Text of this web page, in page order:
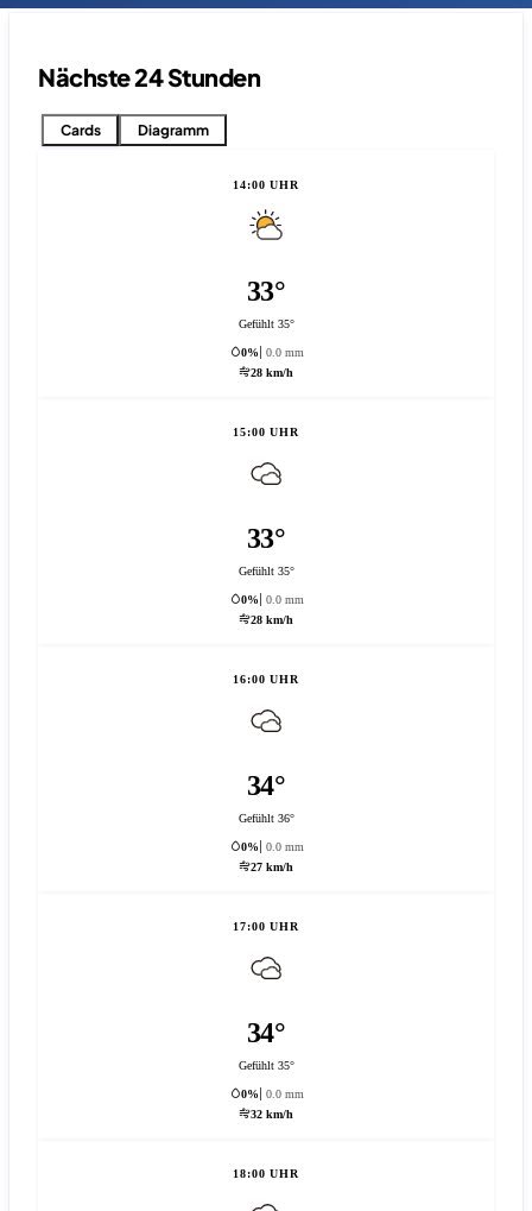
Nächste 24 Stunden
Cards Diagramm
14:00 UHR
33°
Gefühlt 35°
0%
0.0 mm
28 km/h
15:00 UHR
33°
Gefühlt 35°
0%
0.0 mm
28 km/h
16:00 UHR
34°
Gefühlt 36°
0%
0.0 mm
27 km/h
17:00 UHR
34°
Gefühlt 35°
0%
0.0 mm
32 km/h
18:00 UHR